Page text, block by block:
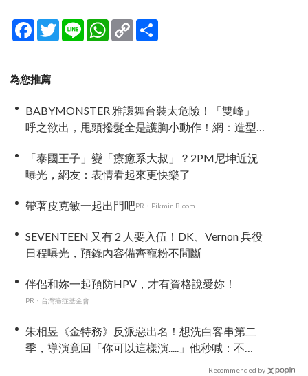
Facebook
TwitterLine WhatsApp
Copy
Link
為您推薦
BABYMONSTER 雅譞舞台裝太危險！「雙峰」
呼之欲出，甩頭撥髮全是護胸小動作！網：造型
「泰國王子」變「療癒系大叔」？2PM尼坤近況
曝光，網友：表情看起來更快樂了
帶著皮克敏一起出門吧PR・Pikmin Bloom
SEVENTEEN 又有 2 人要入伍！DK、Vernon 兵役
日程曝光，預錄內容備齊寵粉不間斷
伴侶和妳一起預防HPV，才有資格說愛妳！
PR・台灣癌症基金會
朱相昱《金特務》反派惡出名！想洗白客串第二
季，導演竟回「你可以這樣演.....」他秒喊：不
Recommended by